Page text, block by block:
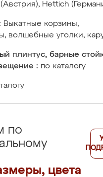
Hettich
Выкатные корзины,
волшебные уголки,
плинтус, барные
: по каталогу
по
цвета